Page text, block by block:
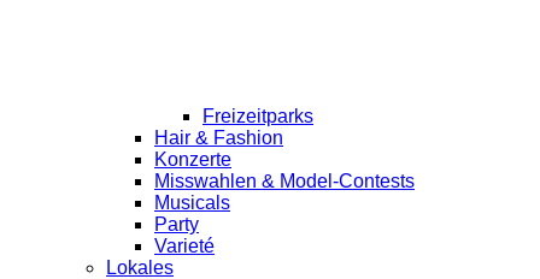
Freizeitparks
Hair & Fashion
Konzerte
Misswahlen & Model-Contests
Musicals
Party
Varieté
Lokales